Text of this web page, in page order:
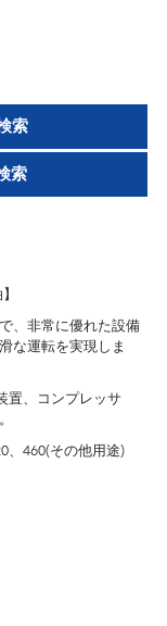
索
索
、非常に優れた設備
な運転を実現しま
置、コンプレッサ
、460(その他用途)